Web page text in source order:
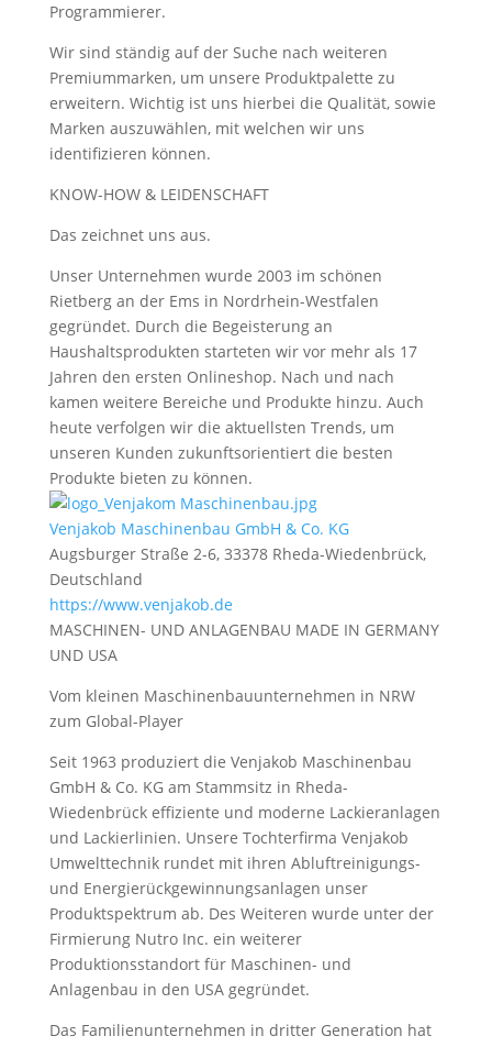
Programmierer.
Wir sind ständig auf der Suche nach weiteren
Premiummarken, um unsere Produktpalette zu
erweitern. Wichtig ist uns hierbei die Qualität, sowie
Marken auszuwählen, mit welchen wir uns
identifizieren können.
KNOW-HOW & LEIDENSCHAFT
Das zeichnet uns aus.
Unser Unternehmen wurde 2003 im schönen
Rietberg an der Ems in Nordrhein-Westfalen
gegründet. Durch die Begeisterung an
Haushaltsprodukten starteten wir vor mehr als 17
Jahren den ersten Onlineshop. Nach und nach
kamen weitere Bereiche und Produkte hinzu. Auch
heute verfolgen wir die aktuellsten Trends, um
unseren Kunden zukunftsorientiert die besten
Produkte bieten zu können.
Venjakob Maschinenbau GmbH & Co. KG
Augsburger Straße 2-6, 33378 Rheda-Wiedenbrück,
Deutschland
https://www.venjakob.de
MASCHINEN- UND ANLAGENBAU MADE IN GERMANY
UND USA
Vom kleinen Maschinenbauunternehmen in NRW
zum Global-Player
Seit 1963 produziert die Venjakob Maschinenbau
GmbH & Co. KG am Stammsitz in Rheda-
Wiedenbrück effiziente und moderne Lackieranlagen
und Lackierlinien. Unsere Tochterfirma Venjakob
Umwelttechnik rundet mit ihren Abluftreinigungs-
und Energierückgewinnungsanlagen unser
Produktspektrum ab. Des Weiteren wurde unter der
Firmierung Nutro Inc. ein weiterer
Produktionsstandort für Maschinen- und
Anlagenbau in den USA gegründet.
Das Familienunternehmen in dritter Generation hat